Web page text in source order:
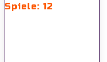
Spiele: 12